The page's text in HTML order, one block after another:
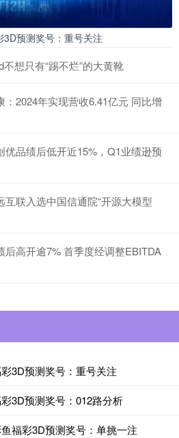
预测奖号：重号关注
想只有“踢不烂”的大黄靴
2024年实现营收6.41亿元 同比增
品绩后低开近15%，Q1业绩逊预
联入选中国信通院“开源大模型
后高开逾7% 首季度经调整EBITDA
3D预测奖号：重号关注
3D预测奖号：012路分析
福彩3D预测奖号：单挑一注